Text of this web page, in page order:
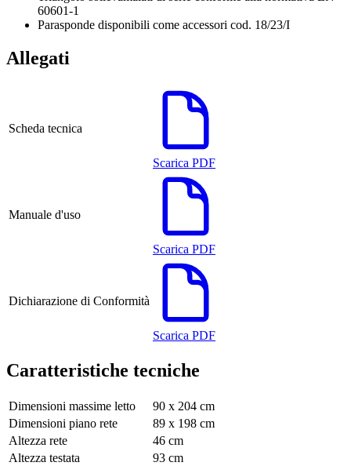
60601-1
Parasponde disponibili come accessori cod. 18/23/I
Allegati
Scheda tecnica
Scarica PDF
Manuale d'uso
Scarica PDF
Dichiarazione di Conformità
Scarica PDF
Caratteristiche tecniche
Dimensioni massime letto
90 x 204 cm
Dimensioni piano rete
89 x 198 cm
Altezza rete
46 cm
Altezza testata
93 cm